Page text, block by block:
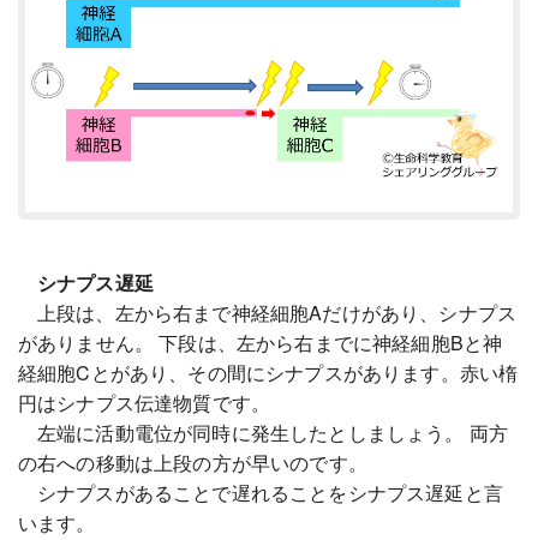
シナプス遅延
上段は、左から右まで神経細胞Aだけがあり、シナプス
がありません。 下段は、左から右までに神経細胞Bと神
経細胞Cとがあり、その間にシナプスがあります。赤い楕
円はシナプス伝達物質です。
左端に活動電位が同時に発生したとしましょう。 両方
の右への移動は上段の方が早いのです。
シナプスがあることで遅れることをシナプス遅延と言
います。